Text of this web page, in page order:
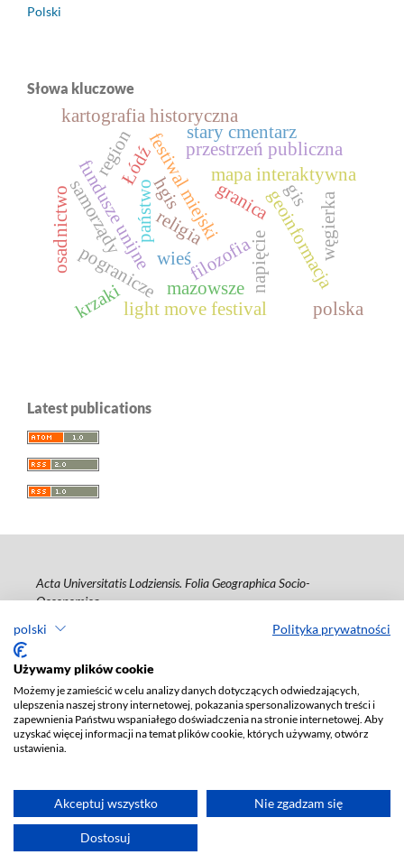
polski Polityka prywatności
Używamy plików cookie
Możemy je zamieścić w celu analizy danych dotyczących odwiedzających,
ulepszenia naszej strony internetowej, pokazania spersonalizowanych treści i
zapewnienia Państwu wspaniałego doświadczenia na stronie internetowej. Aby
uzyskać więcej informacji na temat plików cookie, których używamy, otwórz
ustawienia.
Akceptuj wszystko Nie zgadzam się
Dostosuj
Polski
Słowa kluczowe
granica
filozofianapięcie
państwo
pogranicze
religia
festiwal miejskiprzestrzeń publiczna
light move festival
Łódź mapa interaktywna
stary cmentarz
geoinformacja
gis
kartografia historyczna
fundusze unijne
samorządy
osadnictwo węgierka
mazowsze
hgis
polska
region
krzaki
wieś
Latest publications
Acta Universitatis Lodziensis. Folia Geographica Socio-
Oeconomica
ISSN: 1508-1117
Deklaracja dostępności